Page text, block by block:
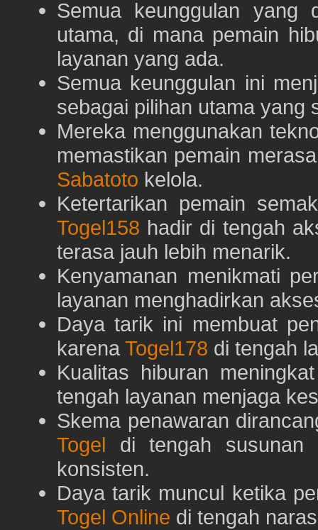
Semua keunggulan yang
utama, di mana pemain
layanan yang ada.
Semua keunggulan ini
sebagai pilihan utama yang
Mereka menggunakan
memastikan pemain
Sabatoto kelola.
Ketertarikan pemain
Togel158 hadir di tengah
terasa jauh lebih menarik.
Kenyamanan menikmati
layanan menghadirkan
Daya tarik ini membuat
karena Togel178 di tengah
Kualitas hiburan
tengah layanan menjaga
Skema penawaran
Togel di tengah susunan
konsisten.
Daya tarik muncul ketika
Togel Online di tengah